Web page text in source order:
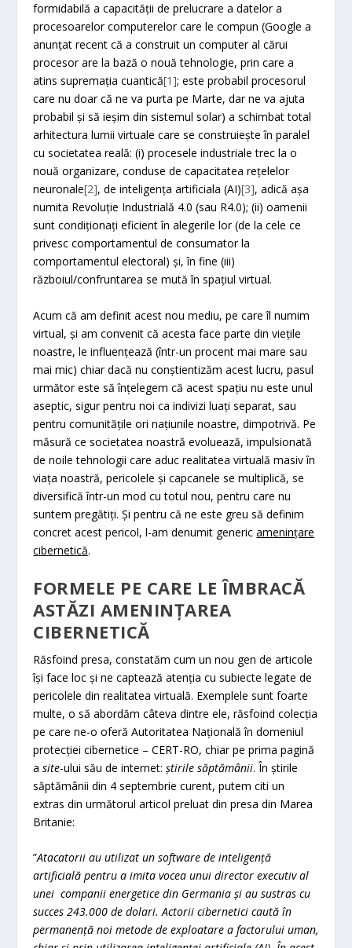
formidabilă a capacității de prelucrare a datelor a
procesoarelor computerelor care le compun (Google a
anunțat recent că a construit un computer al cărui
procesor are la bază o nouă tehnologie, prin care a
atins supremația cuantică[1]; este probabil procesorul
care nu doar că ne va purta pe Marte, dar ne va ajuta
probabil și să ieșim din sistemul solar) a schimbat total
arhitectura lumii virtuale care se construiește în paralel
cu societatea reală: (i) procesele industriale trec la o
nouă organizare, conduse de capacitatea rețelelor
neuronale[2], de inteligența artificiala (AI)[3], adică așa
numita Revoluție Industrială 4.0 (sau R4.0); (ii) oamenii
sunt condiționați eficient în alegerile lor (de la cele ce
privesc comportamentul de consumator la
comportamentul electoral) și, în fine (iii)
războiul/confruntarea se mută în spațiul virtual.
Acum că am definit acest nou mediu, pe care îl numim
virtual, și am convenit că acesta face parte din viețile
noastre, le influențează (într-un procent mai mare sau
mai mic) chiar dacă nu conștientizăm acest lucru, pasul
următor este să înțelegem că acest spațiu nu este unul
aseptic, sigur pentru noi ca indivizi luați separat, sau
pentru comunitățile ori națiunile noastre, dimpotrivă. Pe
măsură ce societatea noastră evoluează, impulsionată
de noile tehnologii care aduc realitatea virtuală masiv în
viața noastră, pericolele și capcanele se multiplică, se
diversifică într-un mod cu totul nou, pentru care nu
suntem pregătiți. Și pentru că ne este greu să definim
concret acest pericol, l-am denumit genericamenințare
cibernetică.
FORMELE PE CARE LE ÎMBRACĂ
ASTĂZI AMENINȚAREA
CIBERNETICĂ
Răsfoind presa, constatăm cum un nou gen de articole
își face loc și ne captează atenția cu subiecte legate de
pericolele din realitatea virtuală. Exemplele sunt foarte
multe, o să abordăm câteva dintre ele, răsfoind colecția
pe care ne-o oferă Autoritatea Națională în domeniul
protecției cibernetice – CERT-RO, chiar pe prima pagină
asite-ului său de internet:știrile săptămânii. În știrile
săptămânii din 4 septembrie curent, putem citi un
extras din următorul articol preluat din presa din Marea
Britanie:
”Atacatorii au utilizat un software de inteligență
artificială pentru a imita vocea unui director executiv al
unei companii energetice din Germania și au sustras cu
succes 243.000 de dolari. Actorii cibernetici caută în
permanență noi metode de exploatare a factorului uman,